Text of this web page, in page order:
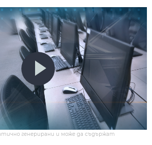
генерирани и може да съдържат